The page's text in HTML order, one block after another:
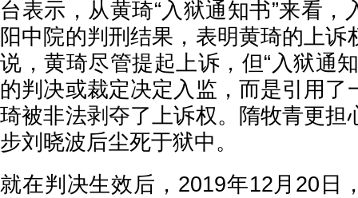
台表示，从黄琦“入狱通知书”来看，
阳中院的判刑结果，表明黄琦的上诉
说，黄琦尽管提起上诉，但“入狱通
的判决或裁定决定入监，而是引用了
琦被非法剥夺了上诉权。隋牧青更担
步刘晓波后尘死于狱中。
就在判决生效后，2019年12月20日